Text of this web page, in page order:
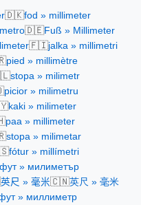
🇩🇰fod » millimeter
🇩🇪Fuß » Millimeter
🇫🇮jalka » millimetri
pied » millimètre
stopa » milimetr
picior » milimetru
kaki » milimeter
paa » millimeter
stopa » milimetar
fótur » millímetri
фут » милиметър
英尺 » 毫米🇨🇳英尺 » 毫米
» миллиметр